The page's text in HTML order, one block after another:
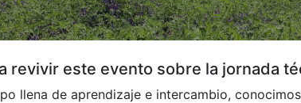
revivir este evento sobre la jornada
llena de aprendizaje e intercambio,